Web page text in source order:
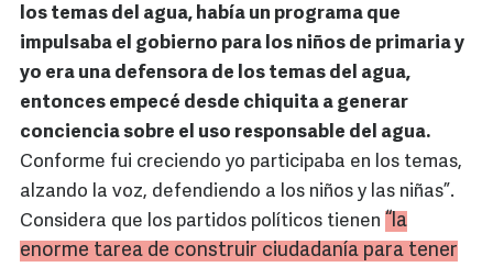
los temas del agua, había un programa que
impulsaba el gobierno para los niños de primaria y
yo era una defensora de los temas del agua,
entonces empecé desde chiquita a generar
conciencia sobre el uso responsable del agua.
Conforme fui creciendo yo participaba en los temas,
alzando la voz, defendiendo a los niños y las niñas”.
Considera que los partidos políticos tienen
“la
enorme tarea de construir ciudadanía para tener